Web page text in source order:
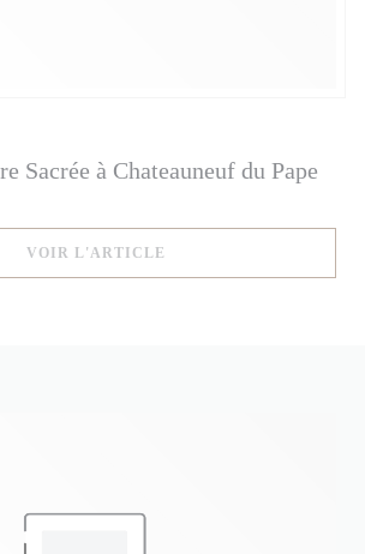
Sacrée à Chateauneuf du Pape
VOIR L'ARTICLE